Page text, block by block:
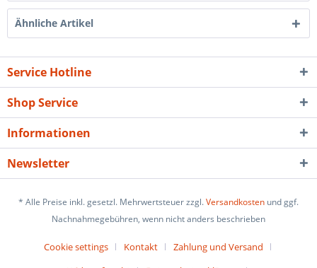
Ähnliche Artikel
Service Hotline
Shop Service
Informationen
Newsletter
* Alle Preise inkl. gesetzl. Mehrwertsteuer zzgl.Versandkosten und ggf.
Nachnahmegebühren, wenn nicht anders beschrieben
Cookie settings Kontakt
Zahlung und Versand